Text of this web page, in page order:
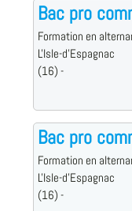
Bac pro
Formation en
L'Isle-d'Espagnac
(16) -
Bac pro
Formation en
L'Isle-d'Espagnac
(16) -